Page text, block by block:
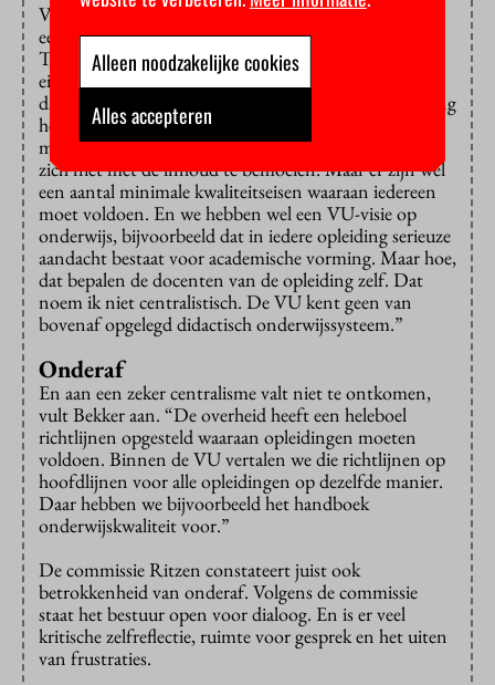
Volgens sommige mensen leidt de instellingstoets tot
een steeds meer centraal bepaald onderwijsbeleid.
Tenslotte is nu het college van bestuur
eindverantwoordelijk voor het hele onderwijs. Maar
daar is Subramaniam het niet mee eens. “Elke opleiding
heeft zijn eigen dynamiek en kenmerken. Die vrijheid
moeten ze vooral behouden, want het bestuur hoort
zich niet met de inhoud te bemoeien. Maar er zijn wel
een aantal minimale kwaliteitseisen waaraan iedereen
moet voldoen. En we hebben wel een VU-visie op
onderwijs, bijvoorbeeld dat in iedere opleiding serieuze
aandacht bestaat voor academische vorming. Maar hoe,
dat bepalen de docenten van de opleiding zelf. Dat
noem ik niet centralistisch. De VU kent geen van
bovenaf opgelegd didactisch onderwijssysteem.”
Onderaf
En aan een zeker centralisme valt niet te ontkomen,
vult Bekker aan. “De overheid heeft een heleboel
richtlijnen opgesteld waaraan opleidingen moeten
voldoen. Binnen de VU vertalen we die richtlijnen op
hoofdlijnen voor alle opleidingen op dezelfde manier.
Daar hebben we bijvoorbeeld het handboek
onderwijskwaliteit voor.”
De commissie Ritzen constateert juist ook
betrokkenheid van onderaf. Volgens de commissie
staat het bestuur open voor dialoog. En is er veel
kritische zelfreflectie, ruimte voor gesprek en het uiten
van frustraties.
Alleen noodzakelijke cookies
Alles accepteren